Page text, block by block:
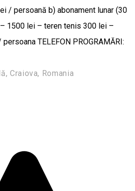
/ persoană b) abonament lunar (30
1500 lei – teren tenis 300 lei –
TELEFON PROGRAMĂRI:
Craiova, Romania